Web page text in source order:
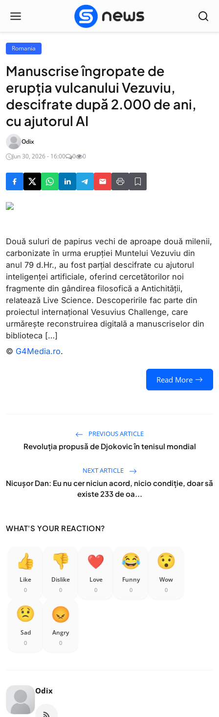
Romania
Manuscrise îngropate de
erupția vulcanului Vezuviu,
descifrate după 2.000 de ani,
cu ajutorul AI
Odix
Jun 30, 2026 - 16:00
0 0
Două suluri de papirus vechi de aproape două milenii,
carbonizate în urma erupției Muntelui Vezuviu din
anul 79 d.Hr., au fost parțial descifrate cu ajutorul
inteligenței artificiale, oferind cercetătorilor noi
fragmente din gândirea filosofică a Antichității,
relatează Live Science. Descoperirile fac parte din
proiectul internațional Vesuvius Challenge, care
urmărește reconstruirea digitală a manuscriselor din
biblioteca […]
© G4Media.ro.
Read More
PREVIOUS ARTICLE
Revoluția propusă de Djokovic în tenisul mondial
NEXT ARTICLE
Nicușor Dan: Eu nu cer niciun acord, nicio condiție, doar să
existe 233 de oa...
WHAT'S YOUR REACTION?
Like
0
Dislike
0
Love
0
Funny
0
Wow
0
Sad
0
Angry
0
Odix